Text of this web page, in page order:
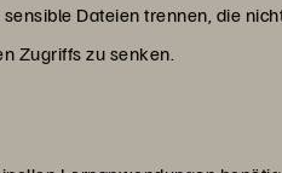
Dateien trennen, die
Zugriffs zu senken.